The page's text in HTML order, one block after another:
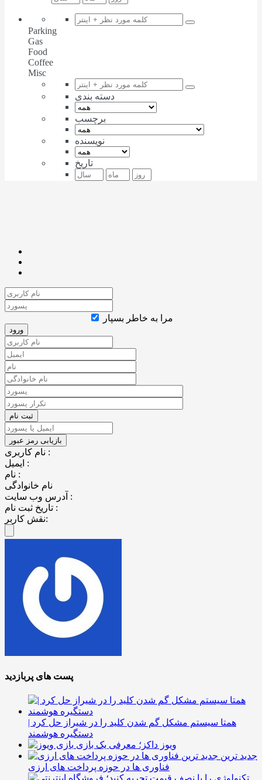
Parking
Gas
Food
Coffee
Misc
دسته بندی
برچسب
نویسنده
تاریخ
مرا به خاطر بسپار
نام کاربری :
ایمیل :
نام :
نام خانوادگی
آدرس وب سایت :
تاریخ ثبت نام :
نقش کاربر:
پست های پربازدید
همتا سیستم مشکل گم شدن کلید را در شیراز حل کرد |
دستگیره هوشمند
ویوز داکز؛ معرفی یک بازی
جدید ترین
فناوری ها در حوزه پرداخت های ارزی